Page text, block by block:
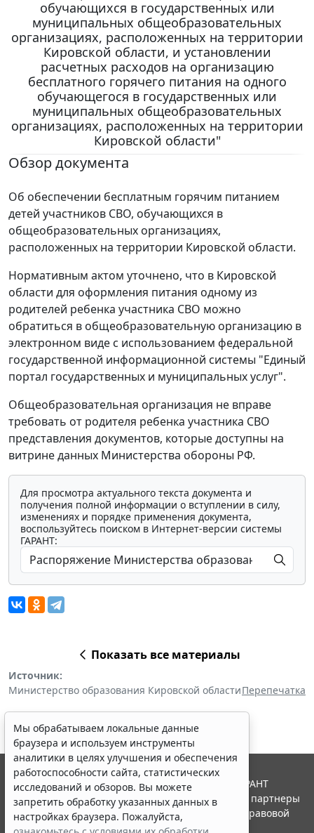
обучающихся в государственных или
муниципальных общеобразовательных
организациях, расположенных на территории
Кировской области, и установлении
расчетных расходов на организацию
бесплатного горячего питания на одного
обучающегося в государственных или
муниципальных общеобразовательных
организациях, расположенных на территории
Кировской области"
Обзор документа
Об обеспечении бесплатным горячим питанием
детей участников СВО, обучающихся в
общеобразовательных организациях,
расположенных на территории Кировской области.
Нормативным актом уточнено, что в Кировской
области для оформления питания одному из
родителей ребенка участника СВО можно
обратиться в общеобразовательную организацию в
электронном виде с использованием федеральной
государственной информационной системы "Единый
портал государственных и муниципальных услуг".
Общеобразовательная организация не вправе
требовать от родителя ребенка участника СВО
представления документов, которые доступны на
витрине данных Министерства обороны РФ.
Для просмотра актуального текста документа и
получения полной информации о вступлении в силу,
изменениях и порядке применения документа,
воспользуйтесь поиском в Интернет-версии системы
ГАРАНТ:
Показать все материалы
Источник:
Министерство образования Кировской областиПерепечатка
Мы обрабатываем локальные данные
браузера и используем инструменты
аналитики в целях улучшения и обеспечения
работоспособности сайта, статистических
исследований и обзоров. Вы можете
запретить обработку указанных данных в
настройках браузера. Пожалуйста,
© ООО "НПП "ГАРАНТ-СЕРВИС", 2026. Система ГАРАНТ
выпускается с 1990 года. Компания "Гарант" и ее партнеры
являются участниками Российской ассоциации правовой
информации ГАРАНТ.